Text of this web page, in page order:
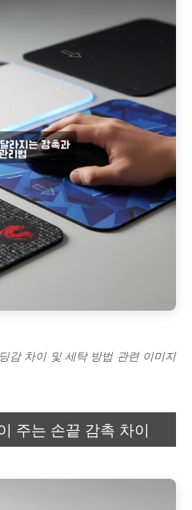
감 차이 및 세탁 방법 관련 이미지
주는 손끝 감촉 차이